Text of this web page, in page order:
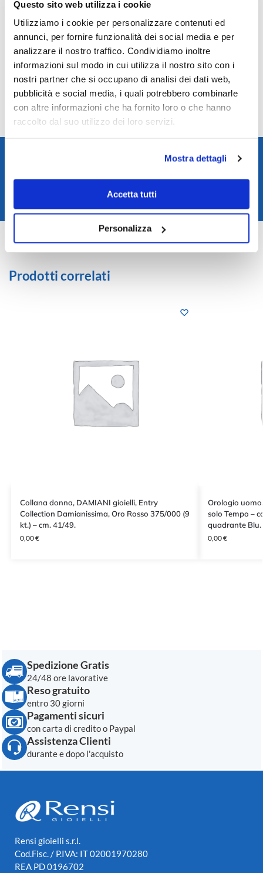
Questo sito web utilizza i cookie
Utilizziamo i cookie per personalizzare contenuti ed
annunci, per fornire funzionalità dei social media e per
analizzare il nostro traffico. Condividiamo inoltre
informazioni sul modo in cui utilizza il nostro sito con i
nostri partner che si occupano di analisi dei dati web,
pubblicità e social media, i quali potrebbero combinarle
con altre informazioni che ha fornito loro o che hanno
raccolto dal suo utilizzo dei loro servizi.
Mostra dettagli
Accetta tutti
Personalizza
Fondo cassa
Fondo a Pressione
Corona di regolazione
A pressione
Chiusura cinturino
Fibbia classica
Misura Cassa - mm.
Spessore Cassa - mm.
Range cassa - mm
41-45
Peso orologio - g.
Collezione
COD: XXXK2G21107
Categoria: Prodotti non disponibili
Prodotti correlati
Collana donna, DAMIANI gioielli, Entry
Collection Damianissima, Oro Rosso 375/000 (9
kt.) – cm. 41/49.
0,00€
Orologio
solo Tempo –
quadrante Blu.
0,00€
Spedizione Gratis
24/48 ore lavorative
Reso gratuito
entro 30 giorni
Pagamenti sicuri
con carta di credito o Paypal
Assistenza Clienti
durante e dopo l'acquisto
Rensi gioielli s.r.l.
Cod.Fisc. / P.IVA: IT 02001970280
REA PD 0196702